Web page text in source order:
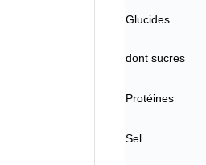
Glucides
dont sucres
Protéines
Sel